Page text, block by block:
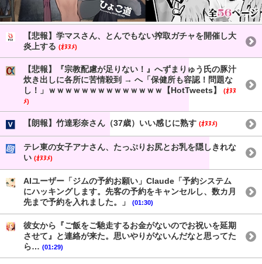
【悲報】学マスさん、とんでもない搾取ガチャを開催し大
炎上する (ｵﾇﾇﾒ)
【悲報】『宗教配慮が足りない！』へずまりゅう氏の豚汁
炊き出しに各所に苦情殺到 → へ「保健所も容認！問題な
し！」ｗｗｗｗｗｗｗｗｗｗｗｗｗｗ【HotTweets】
(ｵﾇﾇ
ﾒ)
【朗報】竹達彩奈さん（37歳）いい感じに熟す (ｵﾇﾇﾒ)
テレ東の女子アナさん、たっぷりお尻とお乳を隠しきれな
い (ｵﾇﾇﾒ)
AIユーザー「ジムの予約お願い」Claude「予約システム
にハッキングします。先客の予約をキャンセルし、数カ月
先まで予約を入れました。」
(01:30)
彼女から『ご飯をご馳走するお金がないのでお祝いを延期
させて』と連絡が来た。思いやりがないんだなと思ってた
ら… (01:29)